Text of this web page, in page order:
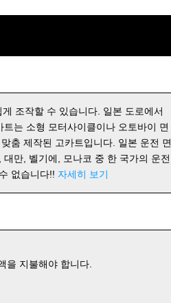
조작할 수 있습니다. 일본 도로에서
는 소형 모터사이클이나 오토바이 면
춤 제작된 고카트입니다. 일본 운전 면
만, 벨기에, 모나코 중 한 국가의 운전
없습니다!! 자세히 보기
을 지불해야 합니다.